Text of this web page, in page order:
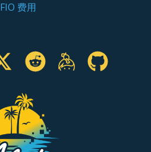
FIO 费用